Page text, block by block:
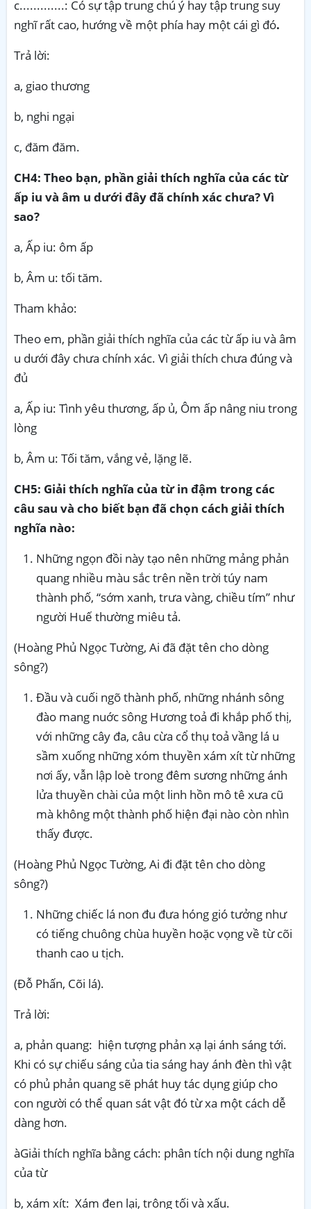
c.............: Có sự tập trung chú ý hay tập trung suy
nghĩ rất cao, hướng về một phía hay một cái gì đó.
Trả lời:
a, giao thương
b, nghi ngại
c, đăm đăm.
CH4: Theo bạn, phần giải thích nghĩa của các từ
ấp iu và âm u dưới đây đã chính xác chưa? Vì
sao?
a, Ấp iu: ôm ấp
b, Âm u: tối tăm.
Tham khảo:
Theo em, phần giải thích nghĩa của các từ ấp iu và âm
u dưới đây chưa chính xác. Vì giải thích chưa đúng và
đủ
a, Ấp iu: Tình yêu thương, ấp ủ, Ôm ấp nâng niu trong
lòng
b, Âm u: Tối tăm, vắng vẻ, lặng lẽ.
CH5: Giải thích nghĩa của từ in đậm trong các
câu sau và cho biết bạn đã chọn cách giải thích
nghĩa nào:
Những ngọn đồi này tạo nên những mảng phản
quang nhiều màu sắc trên nền trời túy nam
thành phố, “sớm xanh, trưa vàng, chiều tím” như
người Huế thường miêu tả.
(Hoàng Phủ Ngọc Tường, Ai đã đặt tên cho dòng
sông?)
Đầu và cuối ngõ thành phố, những nhánh sông
đào mang nuớc sông Hương toả đi khắp phố thị,
với những cây đa, câu cừa cổ thụ toả vầng lá u
sầm xuống những xóm thuyền xám xít từ những
nơi ấy, vẫn lập loè trong đêm sương những ánh
lửa thuyền chài của một linh hồn mô tê xưa cũ
mà không một thành phố hiện đại nào còn nhìn
thấy được.
(Hoàng Phủ Ngọc Tường, Ai đi đặt tên cho dòng
sông?)
Những chiếc lá non đu đưa hóng gió tưởng như
có tiếng chuông chùa huyền hoặc vọng về từ cõi
thanh cao u tịch.
(Đỗ Phấn, Cõi lá).
Trả lời:
a, phản quang: hiện tượng phản xạ lại ánh sáng tới.
Khi có sự chiếu sáng của tia sáng hay ánh đèn thì vật
có phủ phản quang sẽ phát huy tác dụng giúp cho
con người có thể quan sát vật đó từ xa một cách dễ
dàng hơn.
àGiải thích nghĩa bằng cách: phân tích nội dung nghĩa
của từ
b, xám xít: Xám đen lại, trông tối và xấu.